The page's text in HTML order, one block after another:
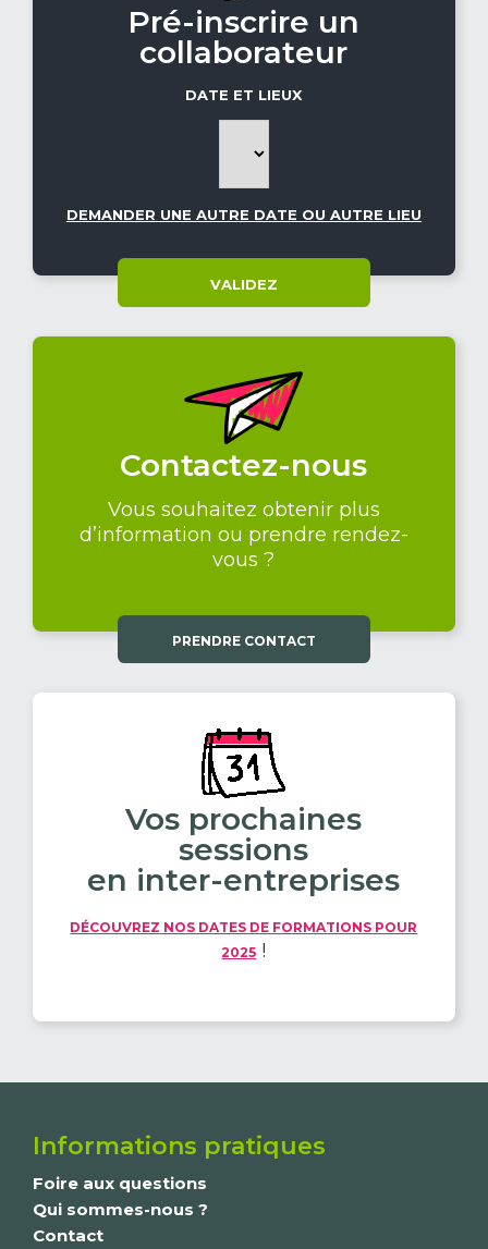
Pré-inscrire un
collaborateur
DATE ET LIEUX
DEMANDER UNE AUTRE DATE OU AUTRE LIEU
VALIDEZ
Contactez-nous
Vous souhaitez obtenir plus
d’information ou prendre rendez-
vous ?
PRENDRE CONTACT
Vos prochaines
sessions
en inter-entreprises
DÉCOUVREZ NOS DATES DE FORMATIONS POUR
2025 !
Informations pratiques
Foire aux questions
Qui sommes-nous ?
Contact